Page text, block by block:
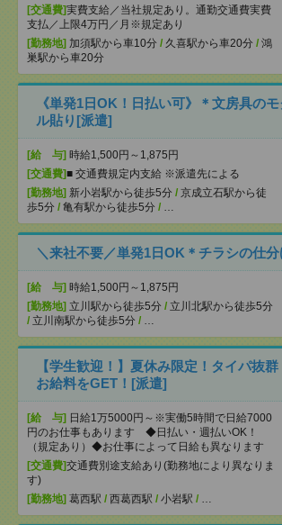
[交通費]実費支給／当社規定あり。通勤交通費実費
支払／上限4万円／月※規定あり
[勤務地] 加須駅から車10分 / 久喜駅から車20分 / 鴻
巣駅から車20分
《単発1日OK！日払い可》＊文房具の
ル貼り[派遣]
[給 与] 時給1,500円～1,875円
[交通費]■ 交通費規定内支給 ※派遣先による
[勤務地] 新小岩駅から徒歩5分 / 京成立石駅から徒
歩5分 / 亀有駅から徒歩5分 / …
＼来社不要／単発1日OK＊チラシの仕
[給 与] 時給1,500円～1,875円
[勤務地] 立川駅から徒歩5分 / 立川北駅から徒歩5分
/ 立川南駅から徒歩5分 / …
【学生歓迎！】夏休み限定！タイパ抜
お給料をGET！[派遣]
[給 与] 日給1万5000円～※実働5時間で日給7000
円のお仕事もあります ◆日払い・週払いOK！
（規定あり）◆お仕事によって日給も異なります
[交通費]交通費別途支給あり(勤務地により異なりま
す)
[勤務地] 葛西駅 / 西葛西駅 / 小岩駅 / …